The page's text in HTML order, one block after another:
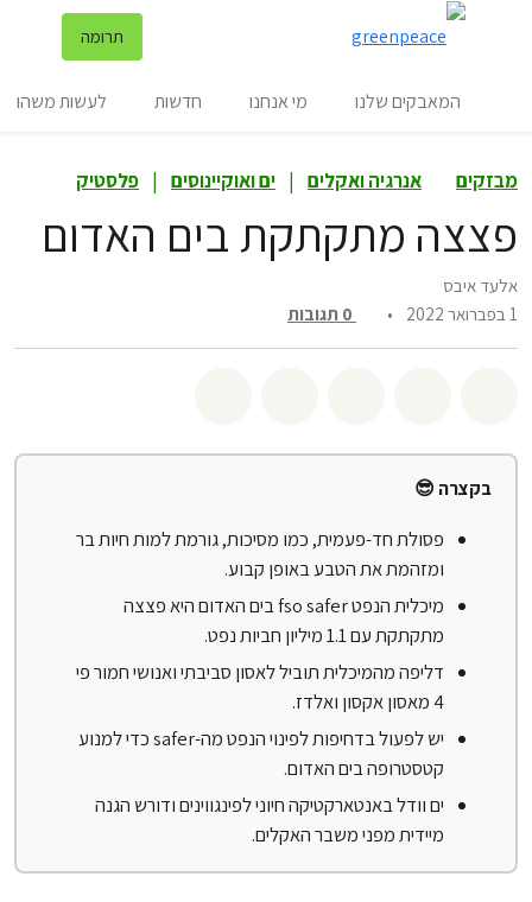
תרומה
המאבקים שלנו מי אנחנו חדשות לעשות משהו
מבזקים אנרגיה ואקלים | ים ואוקיינוסים | פלסטיק
פצצה מתקתקת בים האדום
אלעד איבס
1 בפברואר 2022
•
0 תגובות
בקצרה 😎
פסולת חד-פעמית, כמו מסיכות, גורמת למות חיות בר
ומזהמת את הטבע באופן קבוע.
מיכלית הנפט fso safer בים האדום היא פצצה
מתקתקת עם 1.1 מיליון חביות נפט.
דליפה מהמיכלית תוביל לאסון סביבתי ואנושי חמור פי
4 מאסון אקסון ואלדז.
יש לפעול בדחיפות לפינוי הנפט מה-safer כדי למנוע
קטסטרופה בים האדום.
ים וודל באנטארקטיקה חיוני לפינגווינים ודורש הגנה
מיידית מפני משבר האקלים.